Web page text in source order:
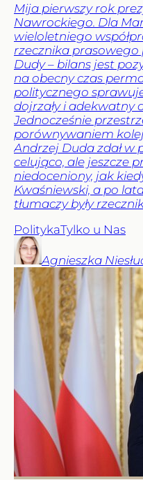
Mija pierwszy rok
Nawrockiego. Dla
wieloletniego
rzecznika
Dudy – bilans jest
na obecny czas
politycznego
dojrzały i adekwatny
Jednocześnie
porównywaniem
Andrzej Duda zdał w
celująco, ale jeszcze
niedoceniony, jak
Kwaśniewski, a po
tłumaczy były
PolitykaTylko u Nas
Agnieszka